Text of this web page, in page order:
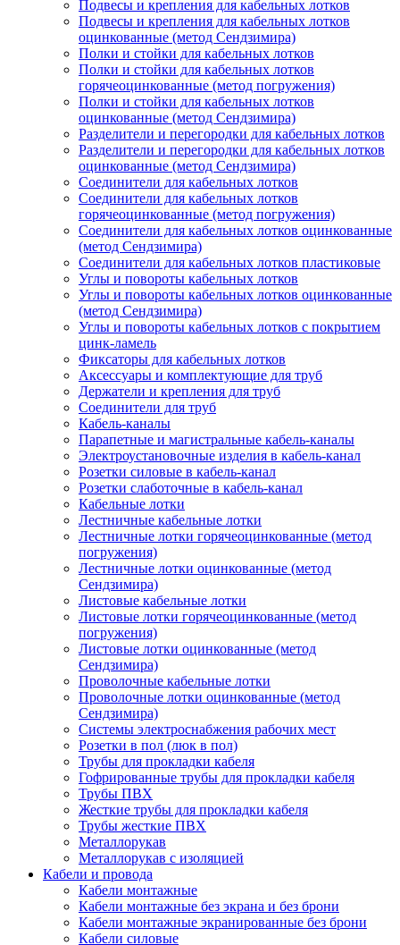
Подвесы и крепления для кабельных лотков
Подвесы и крепления для кабельных лотков
оцинкованные (метод Сендзимира)
Полки и стойки для кабельных лотков
Полки и стойки для кабельных лотков
горячеоцинкованные (метод погружения)
Полки и стойки для кабельных лотков
оцинкованные (метод Сендзимира)
Разделители и перегородки для кабельных лотков
Разделители и перегородки для кабельных лотков
оцинкованные (метод Сендзимира)
Соединители для кабельных лотков
Соединители для кабельных лотков
горячеоцинкованные (метод погружения)
Соединители для кабельных лотков оцинкованные
(метод Сендзимира)
Соединители для кабельных лотков пластиковые
Углы и повороты кабельных лотков
Углы и повороты кабельных лотков оцинкованные
(метод Сендзимира)
Углы и повороты кабельных лотков с покрытием
цинк-ламель
Фиксаторы для кабельных лотков
Аксессуары и комплектующие для труб
Держатели и крепления для труб
Соединители для труб
Кабель-каналы
Парапетные и магистральные кабель-каналы
Электроустановочные изделия в кабель-канал
Розетки силовые в кабель-канал
Розетки слаботочные в кабель-канал
Кабельные лотки
Лестничные кабельные лотки
Лестничные лотки горячеоцинкованные (метод
погружения)
Лестничные лотки оцинкованные (метод
Сендзимира)
Листовые кабельные лотки
Листовые лотки горячеоцинкованные (метод
погружения)
Листовые лотки оцинкованные (метод
Сендзимира)
Проволочные кабельные лотки
Проволочные лотки оцинкованные (метод
Сендзимира)
Системы электроснабжения рабочих мест
Розетки в пол (люк в пол)
Трубы для прокладки кабеля
Гофрированные трубы для прокладки кабеля
Трубы ПВХ
Жесткие трубы для прокладки кабеля
Трубы жесткие ПВХ
Металлорукав
Металлорукав с изоляцией
Кабели и провода
Кабели монтажные
Кабели монтажные без экрана и без брони
Кабели монтажные экранированные без брони
Кабели силовые